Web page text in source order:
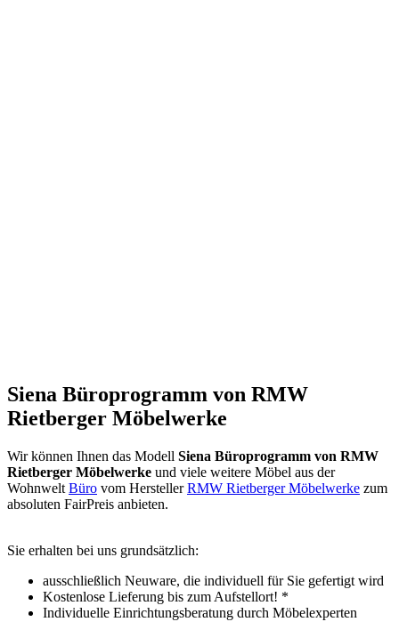
Siena Büroprogramm von RMW
Rietberger Möbelwerke
Wir können Ihnen das Modell Siena Büroprogramm von RMW
Rietberger Möbelwerke und viele weitere Möbel aus der
Wohnwelt Büro vom HerstellerRMW Rietberger Möbelwerke zum
absoluten FairPreis anbieten.
Sie erhalten bei uns grundsätzlich:
ausschließlich Neuware, die individuell für Sie gefertigt wird
Kostenlose Lieferung bis zum Aufstellort! *
Individuelle Einrichtungsberatung durch Möbelexperten